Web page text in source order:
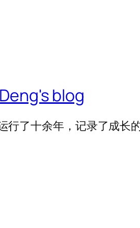
blog
行了十余年，记录了成长